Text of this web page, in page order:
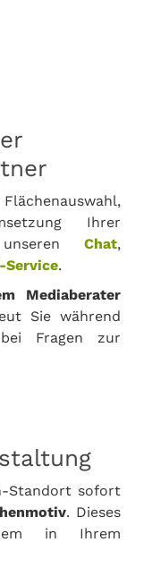
Ihrer
Chat,
Service.
Mediaberater
Sie während
Fragen zur
Standort sofort
. Dieses
in Ihrem